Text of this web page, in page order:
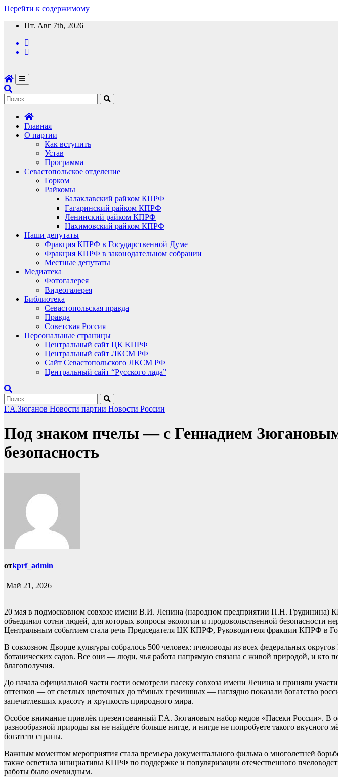
Перейти к содержимому
Пт. Авг 7th, 2026
Главная
О партии
Как вступить
Устав
Программа
Севастопольское отделение
Горком
Райкомы
Балаклавский райком КПРФ
Гагаринский райком КПРФ
Ленинский райком КПРФ
Нахимовский райком КПРФ
Наши депутаты
Фракция КПРФ в Государственной Думе
Фракция КПРФ в законодательном собрании
Местные депутаты
Медиатека
Фотогалерея
Видеогалерея
Библиотека
Севастопольская правда
Правда
Советская Россия
Персональные страницы
Центральный сайт ЦК КПРФ
Центральный сайт ЛКСМ РФ
Сайт Севастопольского ЛКСМ РФ
Центральный сайт “Русского лада”
Г.А.Зюганов Новости партии Новости России
Под знаком пчелы — с Геннадием
безопасность
отkprf_admin
Май 21, 2026
20 мая в подмосковном совхозе имени В.И. Ленина (народном предприятии П.Н.
объединил сотни людей, для которых вопросы экологии и продовольственной безопасности
Центральным событием стала речь Председателя ЦК КПРФ, Руководителя фракции КПРФ в
В совхозном Дворце культуры собралось 500 человек: пчеловоды из всех федеральных
ботанических садов. Все они — люди, чья работа напрямую связана с живой природой, и кто
благополучия.
До начала официальной части гости осмотрели пасеку совхоза имени Ленина и приняли
оттенков — от светлых цветочных до тёмных гречишных — наглядно показали богатство
запечатлевших красоту и хрупкость природного мира.
Особое внимание привлёк презентованный Г.А. Зюгановым набор медов «Пасеки России».
разнообразной природы вы не найдёте больше нигде, и нигде не попробуете такого
богатств страны.
Важным моментом мероприятия стала премьера документального фильма о многолетней
также осветила инициативы КПРФ по поддержке и популяризации отечественного
работы было очевидным.